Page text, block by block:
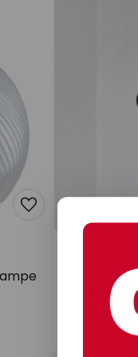
EBB &
gold klar